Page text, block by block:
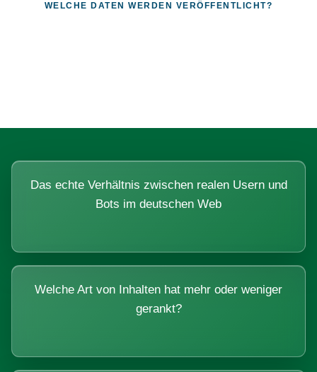
WELCHE DATEN WERDEN VERÖFFENTLICHT?
Das echte Verhältnis zwischen realen Usern und
Bots im deutschen Web
Welche Art von Inhalten hat mehr oder weniger
gerankt?